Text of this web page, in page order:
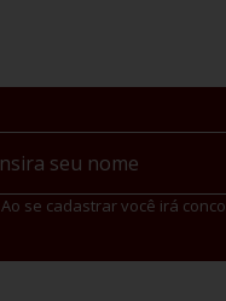
Ao se cadastrar você irá